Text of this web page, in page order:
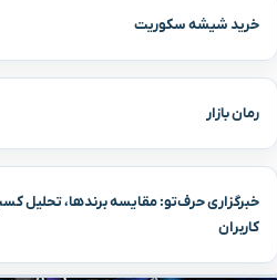
خرید شیشه سکوریت
رمان بازار
خبرگزاری حرف‌تو: مقایسه برندها، تحلیل
کاربران